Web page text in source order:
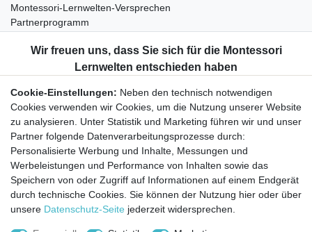
Montessori-Lernwelten-Versprechen
Partnerprogramm
Bestellung widerrufen
Datenschutzerklärung
AGB
Impressum
Aktuelles rund um Montessori-Materialien und
Montessori-Pädagogik.
Kostenfreie wöchentliche Infos
Hiermit bestätige ich, dass ich dieDaten­schutz­erklärunggelesen habe. Sie
Cookie-Einstellungen: Neben den technisch notwendigen
Cookies verwenden wir Cookies, um die Nutzung unserer Website
zu analysieren. Unter Statistik und Marketing führen wir und unser
Partner folgende Datenverarbeitungsprozesse durch:
Personalisierte Werbung und Inhalte, Messungen und
Werbeleistungen und Performance von Inhalten sowie das
Speichern von oder Zugriff auf Informationen auf einem Endgerät
durch technische Cookies. Sie können der Nutzung hier oder über
unsere Datenschutz-Seite jederzeit widersprechen.